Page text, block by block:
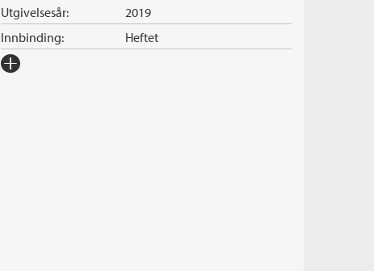
Innbinding: Heftet
Utgivelsesår: 2019
Forlag: